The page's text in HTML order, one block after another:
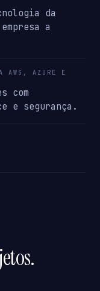
da
a
AWS, AZURE E
com
e segurança.